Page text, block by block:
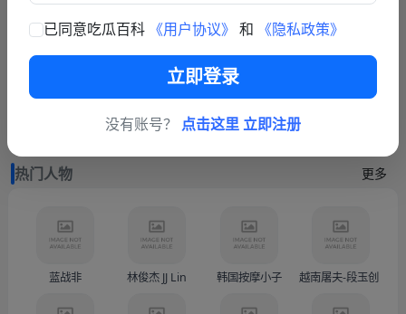
联系我们
商务联系TG: https://t.me/fy587
热门人物 更多
蓝战非 林俊杰 JJ Lin 韩国按摩小子 越南屠夫-段玉创（
已同意吃瓜百科 《用户协议》 和 《隐私政策》
立即登录
没有账号？ 点击这里 立即注册